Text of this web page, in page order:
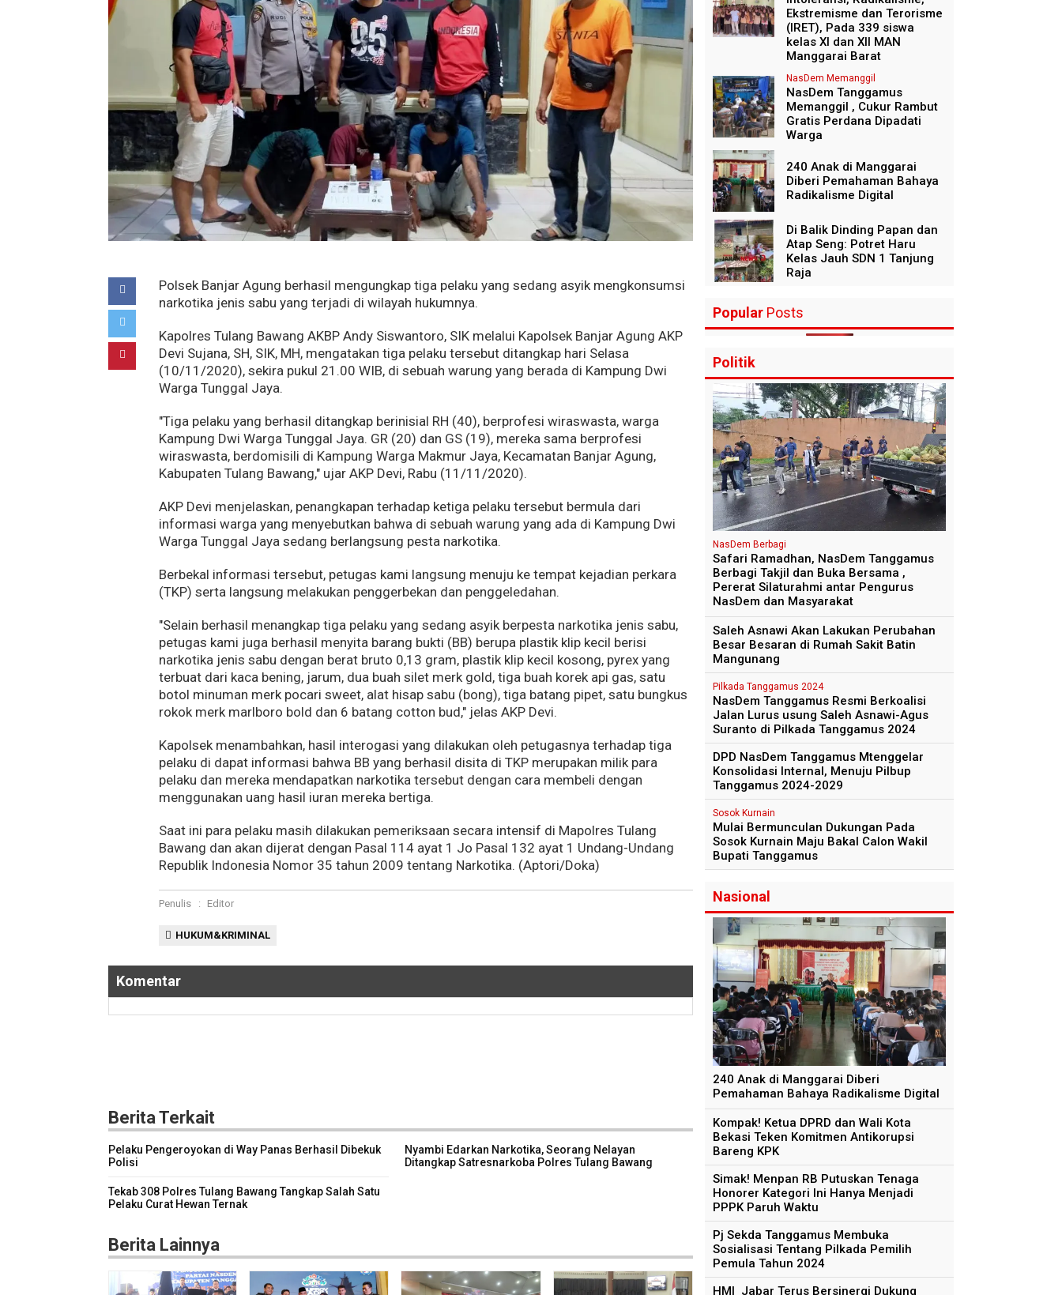
Polsek Banjar Agung berhasil mengungkap tiga pelaku yang sedang asyik mengkonsumsi
narkotika jenis sabu yang terjadi di wilayah hukumnya.
Kapolres Tulang Bawang AKBP Andy Siswantoro, SIK melalui Kapolsek Banjar Agung AKP
Devi Sujana, SH, SIK, MH, mengatakan tiga pelaku tersebut ditangkap hari Selasa
(10/11/2020), sekira pukul 21.00 WIB, di sebuah warung yang berada di Kampung Dwi
Warga Tunggal Jaya.
"Tiga pelaku yang berhasil ditangkap berinisial RH (40), berprofesi wiraswasta, warga
Kampung Dwi Warga Tunggal Jaya. GR (20) dan GS (19), mereka sama berprofesi
wiraswasta, berdomisili di Kampung Warga Makmur Jaya, Kecamatan Banjar Agung,
Kabupaten Tulang Bawang," ujar AKP Devi, Rabu (11/11/2020).
AKP Devi menjelaskan, penangkapan terhadap ketiga pelaku tersebut bermula dari
informasi warga yang menyebutkan bahwa di sebuah warung yang ada di Kampung Dwi
Warga Tunggal Jaya sedang berlangsung pesta narkotika.
Berbekal informasi tersebut, petugas kami langsung menuju ke tempat kejadian perkara
(TKP) serta langsung melakukan penggerbekan dan penggeledahan.
"Selain berhasil menangkap tiga pelaku yang sedang asyik berpesta narkotika jenis sabu,
petugas kami juga berhasil menyita barang bukti (BB) berupa plastik klip kecil berisi
narkotika jenis sabu dengan berat bruto 0,13 gram, plastik klip kecil kosong, pyrex yang
terbuat dari kaca bening, jarum, dua buah silet merk gold, tiga buah korek api gas, satu
botol minuman merk pocari sweet, alat hisap sabu (bong), tiga batang pipet, satu bungkus
rokok merk marlboro bold dan 6 batang cotton bud," jelas AKP Devi.
Kapolsek menambahkan, hasil interogasi yang dilakukan oleh petugasnya terhadap tiga
pelaku di dapat informasi bahwa BB yang berhasil disita di TKP merupakan milik para
pelaku dan mereka mendapatkan narkotika tersebut dengan cara membeli dengan
menggunakan uang hasil iuran mereka bertiga.
Saat ini para pelaku masih dilakukan pemeriksaan secara intensif di Mapolres Tulang
Bawang dan akan dijerat dengan Pasal 114 ayat 1 Jo Pasal 132 ayat 1 Undang-Undang
Republik Indonesia Nomor 35 tahun 2009 tentang Narkotika. (Aptori/Doka)
Penulis : Editor
HUKUM&KRIMINAL
Komentar
Berita Terkait
Pelaku Pengeroyokan di Way Panas Berhasil Dibekuk
Polisi
Nyambi Edarkan Narkotika, Seorang Nelayan
Ditangkap Satresnarkoba Polres Tulang Bawang
Tekab 308 Polres Tulang Bawang Tangkap Salah Satu
Pelaku Curat Hewan Ternak
Berita Lainnya
Ekstremisme dan Terorisme
(IRET), Pada 339 siswa
kelas XI dan XII MAN
Manggarai Barat
NasDem Memanggil
NasDem Tanggamus
Memanggil , Cukur Rambut
Gratis Perdana Dipadati
Warga
240 Anak di Manggarai
Diberi Pemahaman Bahaya
Radikalisme Digital
Di Balik Dinding Papan dan
Atap Seng: Potret Haru
Kelas Jauh SDN 1 Tanjung
Raja
Popular Posts
Politik
NasDem Berbagi
Safari Ramadhan, NasDem Tanggamus
Berbagi Takjil dan Buka Bersama ,
Pererat Silaturahmi antar Pengurus
NasDem dan Masyarakat
Saleh Asnawi Akan Lakukan Perubahan
Besar Besaran di Rumah Sakit Batin
Mangunang
Pilkada Tanggamus 2024
NasDem Tanggamus Resmi Berkoalisi
Jalan Lurus usung Saleh Asnawi-Agus
Suranto di Pilkada Tanggamus 2024
DPD NasDem Tanggamus Mtenggelar
Konsolidasi Internal, Menuju Pilbup
Tanggamus 2024-2029
Sosok Kurnain
Mulai Bermunculan Dukungan Pada
Sosok Kurnain Maju Bakal Calon Wakil
Bupati Tanggamus
Nasional
240 Anak di Manggarai Diberi
Pemahaman Bahaya Radikalisme Digital
Kompak! Ketua DPRD dan Wali Kota
Bekasi Teken Komitmen Antikorupsi
Bareng KPK
Simak! Menpan RB Putuskan Tenaga
Honorer Kategori Ini Hanya Menjadi
PPPK Paruh Waktu
Pj Sekda Tanggamus Membuka
Sosialisasi Tentang Pilkada Pemilih
Pemula Tahun 2024
HMI Jabar Terus Bersinergi Dukung